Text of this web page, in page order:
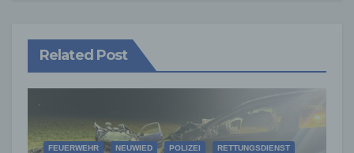
Related Post
FEUERWEHR NEUWIED POLIZEI RETTUNGSDIENST